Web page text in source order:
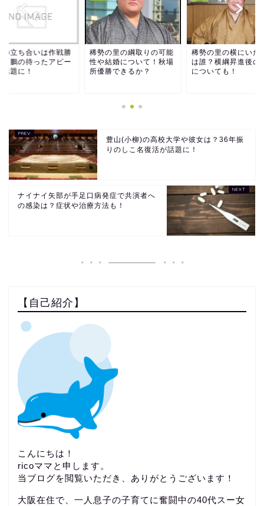
の立ち合いは作戦勝
白鵬の待ったアピー
話題に！
稀勢の里の綱取りの可能
性や結婚について！秋場
所優勝できるか？
稀勢の里の横にいた
は誰？横綱昇進後の
についても！
豊山(小柳)の高校大学や彼女は？36年振
りのしこ名復活が話題に！
ナイナイ矢部が手足口病発症で共演者へ
の感染は？症状や治療方法も！
【自己紹介】
こんにちは！
ricoママと申します。
当ブログを閲覧いただき、ありがとうございます！
大阪在住で、一人息子の子育てに奮闘中の40代スー女